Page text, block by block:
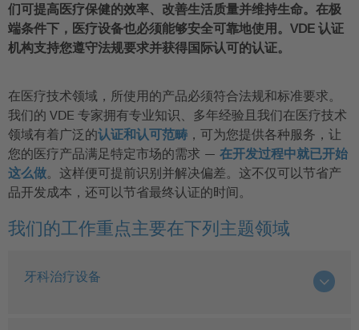
们可提高医疗保健的效率、改善生活质量并维持生命。在极
端条件下，医疗设备也必须能够安全可靠地使用。VDE 认证
机构支持您遵守法规要求并获得国际认可的认证。
在医疗技术领域，所使用的产品必须符合法规和标准要求。
我们的 VDE 专家拥有专业知识、多年经验且我们在医疗技术
领域有着广泛的认证和认可范畴 ，可为您提供各种服务，让
您的医疗产品满足特定市场的需求 — 在开发过程中就已开始
这么做。这样便可提前识别并解决偏差。这不仅可以节省产
品开发成本，还可以节省最终认证的时间。
我们的工作重点主要在下列主题领域
牙科治疗设备